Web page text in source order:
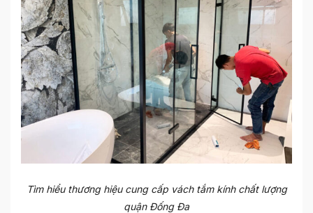
Tìm hiểu thương hiệu cung cấp vách tắm kính chất lượng
quận Đống Đa